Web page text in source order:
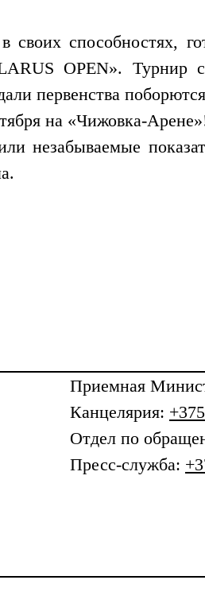
способностях,
OPEN». Турнир
первенства
на «Чижовка-
незабываемые
Приемная
Канцелярия:
Отдел по
Пресс-служба: